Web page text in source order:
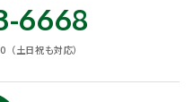
6668
土日祝も対応）